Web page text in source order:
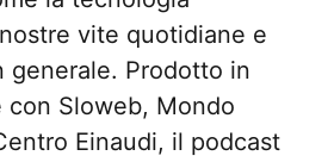
vite quotidiane e
generale. Prodotto in
con Sloweb, Mondo
Einaudi, il podcast